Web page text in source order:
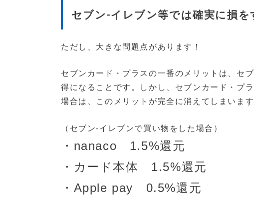
セブン-イレブン等では確実に損を
ただし、大きな問題点があります！
セブンカード・プラスの一番のメリットは、セ
得になることです。しかし、セブンカード・プ
場合は、このメリットが完全に消えてしまいま
（セブン-イレブンで買い物をした場合）
・nanaco 1.5%還元
・カード本体 1.5%還元
・Apple pay 0.5%還元